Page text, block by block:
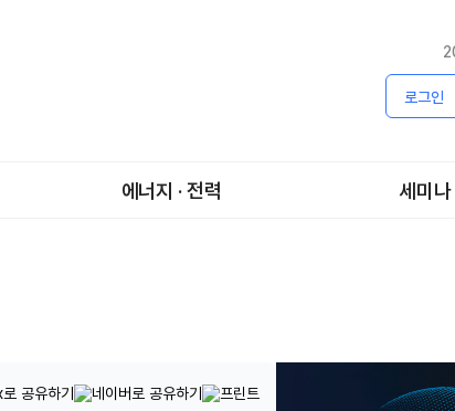
로그인
에너지 · 전력 세미나